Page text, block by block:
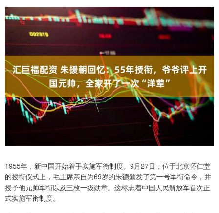
1955年，新中国开始着手实施军衔制度。9月27日，位于北京怀仁堂
的授衔仪式上，毛主席亲自为69岁的朱德颁发了第一号军衔命令，并
授予他元帅军衔以及三枚一级勋章。这标志着中国人民解放军首次正
式实施军衔制度。